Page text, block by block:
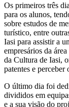
Os primeiros três
para os alunos,
sobre estudos de
turístico, entre
Iasi para assistir a
empresários da
da Cultura de Iasi,
patentes e
O último dia foi
divididos em
e a sua visão do